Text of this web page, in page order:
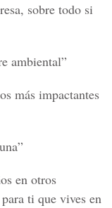
sobre todo si
ambiental”
más impactantes
en otros
ti que vives en